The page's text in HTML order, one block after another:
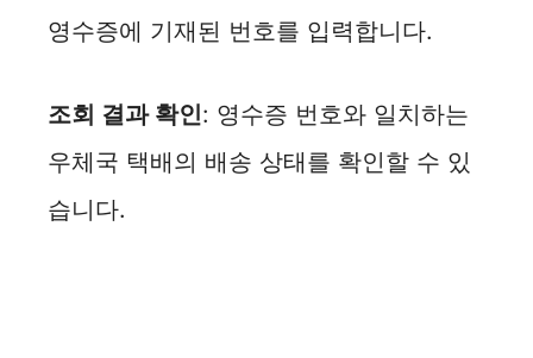
영수증에 기재된 번호를 입력합니다.
조회 결과 확인: 영수증 번호와 일치하는
우체국 택배의 배송 상태를 확인할 수 있
습니다.